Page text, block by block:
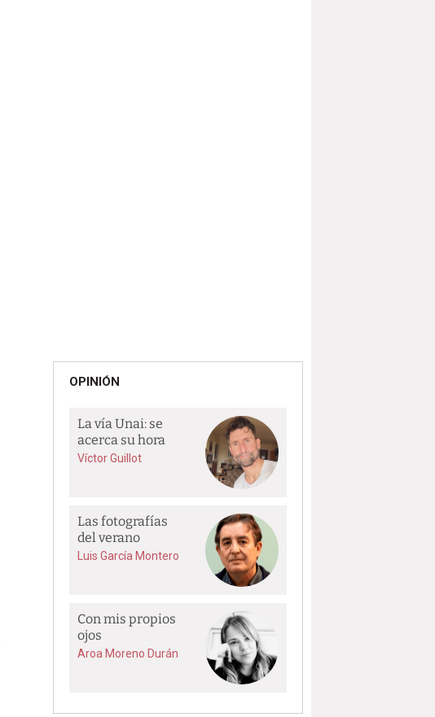
OPINIÓN
La vía Unai: se
acerca su hora
Víctor Guillot
Las fotografías
del verano
Luis García Montero
Con mis propios
ojos
Aroa Moreno Durán